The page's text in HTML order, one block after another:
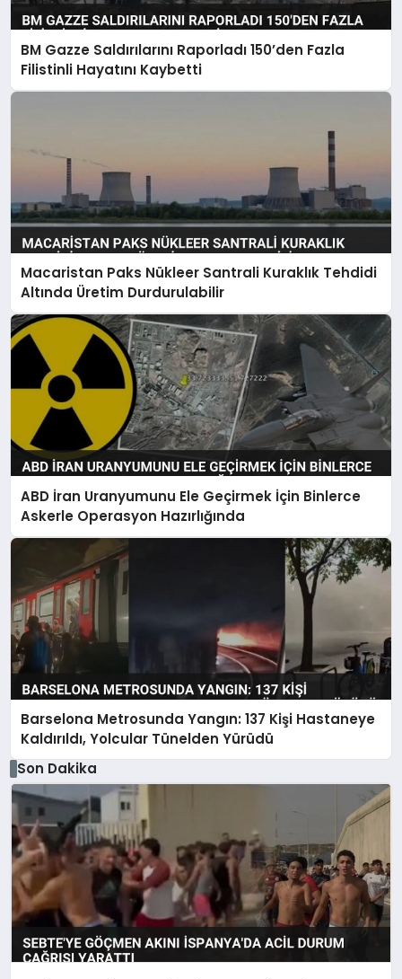
BM Gazze Saldırılarını Raporladı 150’den Fazla
Filistinli Hayatını Kaybetti
Macaristan Paks Nükleer Santrali Kuraklık Tehdidi
Altında Üretim Durdurulabilir
ABD İran Uranyumunu Ele Geçirmek İçin Binlerce
Askerle Operasyon Hazırlığında
Barselona Metrosunda Yangın: 137 Kişi Hastaneye
Kaldırıldı, Yolcular Tünelden Yürüdü
Son Dakika